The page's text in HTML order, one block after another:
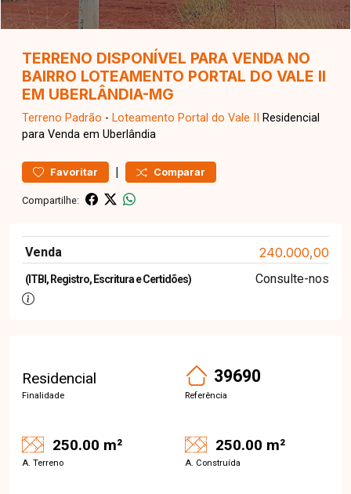
TERRENO DISPONÍVEL PARA VENDA NO
BAIRRO LOTEAMENTO PORTAL DO VALE II
EM UBERLÂNDIA-MG
Terreno Padrão - Loteamento Portal do Vale II
Residencial
para Venda em Uberlândia
Favoritar | Comparar
Compartilhe:
Venda 240.000,00
(ITBI, Registro, Escritura e Certidões) Consulte-nos
Residencial
Finalidade
39690
Referência
250.00 m²
A. Terreno
250.00 m²
A. Construída